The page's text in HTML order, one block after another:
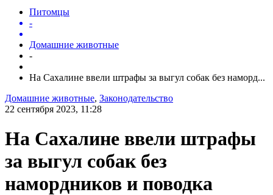
Питомцы
-
Домашние животные
-
На Сахалине ввели штрафы за выгул собак без наморд...
Домашние животные, Законодательство
22 сентября 2023, 11:28
На Сахалине ввели штрафы
за выгул собак без
намордников и поводка